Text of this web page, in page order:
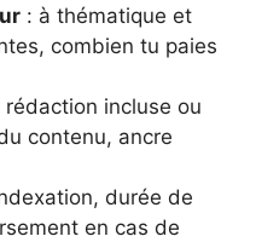
: à thématique et
combien tu paies
rédaction incluse ou
contenu, ancre
durée de
en cas de